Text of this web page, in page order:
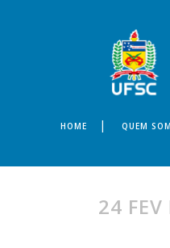
HOME QUEM
24 FEV